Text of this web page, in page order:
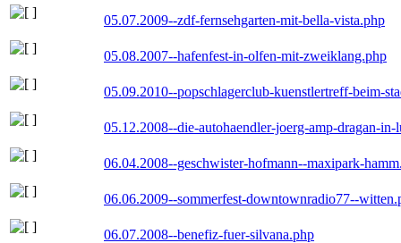
05.07.2009--zdf-fernsehgarten-mit-bella-vista.php
05.08.2007--hafenfest-in-olfen-mit-zweiklang.php
05.09.2010--popschlagerclub-kuenstlertreff-beim-
05.12.2008--die-autohaendler-joerg-amp-dragan-in-
06.04.2008--geschwister-hofmann--maxipark-
06.06.2009--sommerfest-downtownradio77--
06.07.2008--benefiz-fuer-silvana.php